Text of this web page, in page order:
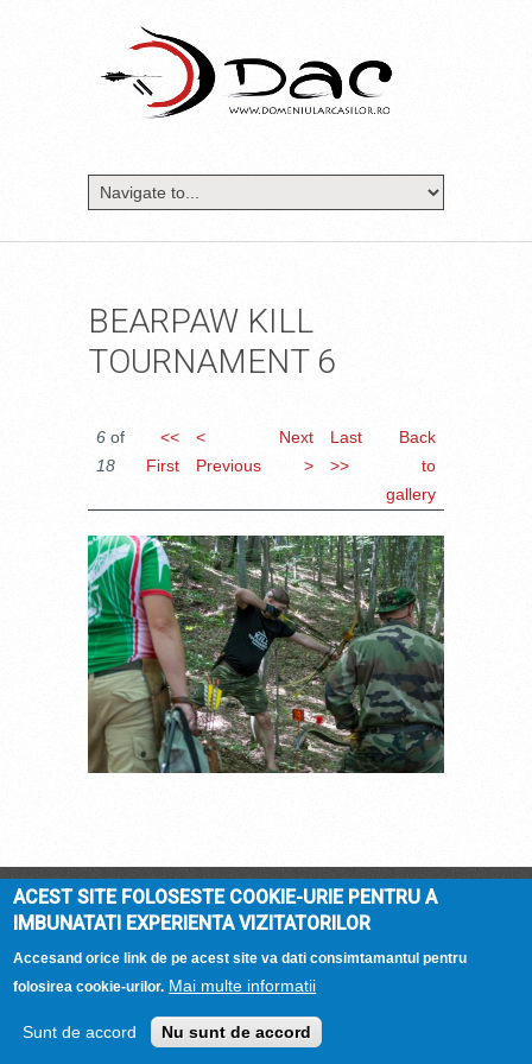
BEARPAW KILL
TOURNAMENT 6
6 of
18
<<
First
<
Previous
Next
>
Last
>>
Back
to
gallery
DSC_4528.JPG
DOMENIUL ARCASILOR© 2026 |Termeni si
ACEST SITE FOLOSESTE COOKIE-URIE PENTRU A
IMBUNATATI EXPERIENTA VIZITATORILOR
Accesand orice link de pe acest site va dati consimtamantul pentru
folosirea cookie-urilor. Mai multe informatii
Sunt de accord Nu sunt de accord